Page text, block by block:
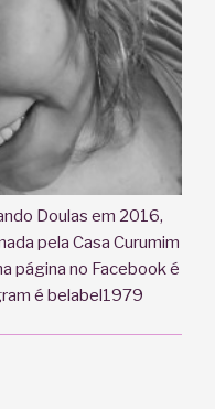
Doulas em 2016,
pela Casa Curumim
página no Facebook é
é belabel1979